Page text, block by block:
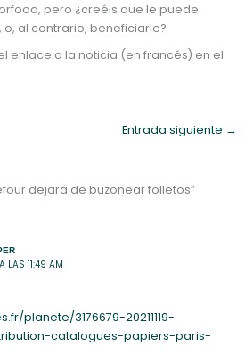
pero ¿creéis que le puede
al contrario, beneficiarle?
enlace a la noticia (en francés) en el
Entrada siguiente →
dejará de buzonear folletos”
LAS 11:49 AM
planete/3176679-20211119-
catalogues-papiers-paris-